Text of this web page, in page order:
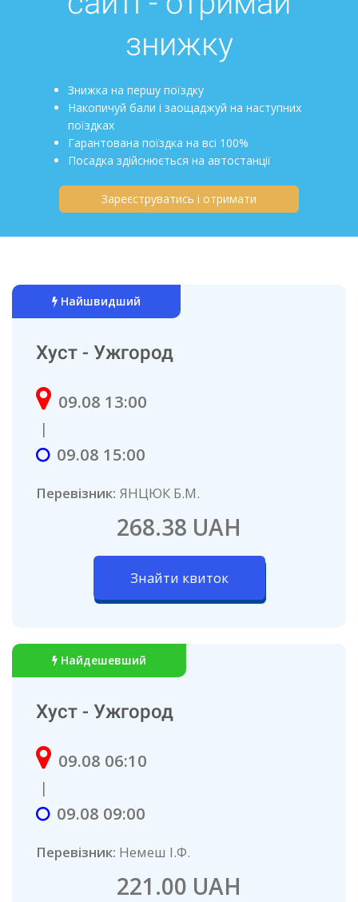
знижку
Знижка на першу поїздку
Накопичуй бали і заощаджуй на наступних
поїздках
Гарантована поїздка на всі 100%
Посадка здійснюється на автостанції
Зареєструватись і отримати
Найшвидший
Хуст - Ужгород
09.08 13:00
|
09.08 15:00
Перевізник: ЯНЦЮК Б.М.
Знайти квиток
268.38 UAH
Найдешевший
Хуст - Ужгород
09.08 06:10
|
09.08 09:00
Перевізник: Немеш І.Ф.
221.00 UAH